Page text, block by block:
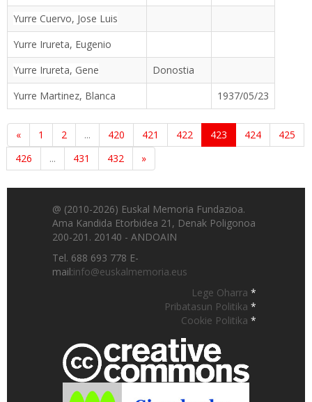
Yurre Cuervo, Jose Luis
Yurre Irureta, Eugenio
Yurre Irureta, Gene
Donostia
Yurre Martinez, Blanca
1937/05/23
« 1 2 ... 420 421 422 423 424
425
426
... 431 432 »
@ (2010-2026) Euskal Memoria Fundazioa.
Ama Kandida Etorbidea 21, Denak Poligonoa
200-201. 20140 - ANDOAIN
Tel. 688 693 778 E-
mail:info@euskalmemoria.eus
Lege Oharra *
Pribatasun Politika *
Cookie Politika *